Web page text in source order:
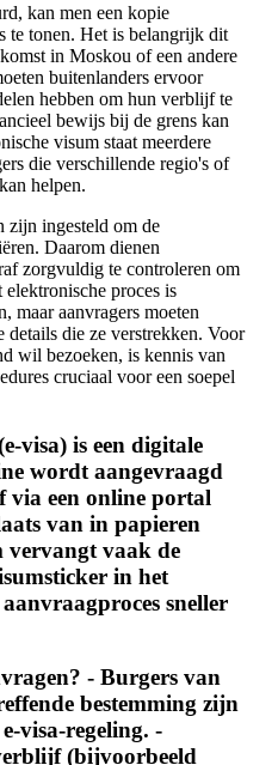
kan men een kopie
te tonen. Het is belangrijk dit
in Moskou of een andere
buitenlanders ervoor
hebben om hun verblijf te
bewijs bij de grens kan
visum staat meerdere
die verschillende regio's of
helpen.
zijn ingesteld om de
Daarom dienen
zorgvuldig te controleren om
proces is
maar aanvragers moeten
details die ze verstrekken. Voor
wil bezoeken, is kennis van
cruciaal voor een soepel
visa) is een digitale
wordt aangevraagd
via een online portal
van in papieren
vervangt vaak de
in het
sneller
- Burgers van
bestemming zijn
visa-regeling. -
(bijvoorbeeld